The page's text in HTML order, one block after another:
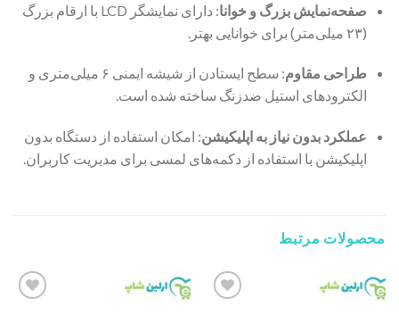
صفحه‌نمایش بزرگ و خوانا:
دارای نمایشگر LCD با ارقام بزرگ
(۲۳ میلی‌متر) برای خوانایی بهتر.
طراحی مقاوم:
سطح ایستادن از شیشه ایمنی ۶ میلی‌متری و
الکترودهای استیل ضدزنگ ساخته شده است.
عملکرد بدون نیاز به اپلیکیشن: امکان استفاده از دستگاه بدون
اپلیکیشن با استفاده از دکمه‌های لمسی برای مدیریت کاربران.
محصولات مرتبط